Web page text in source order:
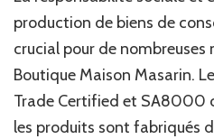
production de biens de
crucial pour de nombreuses
Boutique Maison Masarin.
Trade Certified et SA8000
les produits sont fabriqués